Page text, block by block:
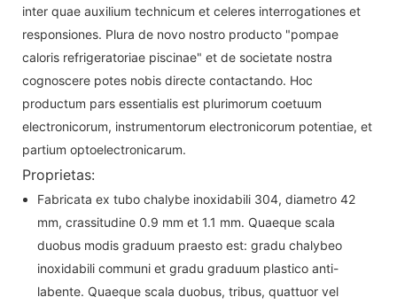
inter quae auxilium technicum et celeres interrogationes et
responsiones. Plura de novo nostro producto "pompae
caloris refrigeratoriae piscinae" et de societate nostra
cognoscere potes nobis directe contactando. Hoc
productum pars essentialis est plurimorum coetuum
electronicorum, instrumentorum electronicorum potentiae, et
partium optoelectronicarum.
Proprietas:
Fabricata ex tubo chalybe inoxidabili 304, diametro 42
mm, crassitudine 0.9 mm et 1.1 mm. Quaeque scala
duobus modis graduum praesto est: gradu chalybeo
inoxidabili communi et gradu graduum plastico anti-
labente. Quaeque scala duobus, tribus, quattuor vel